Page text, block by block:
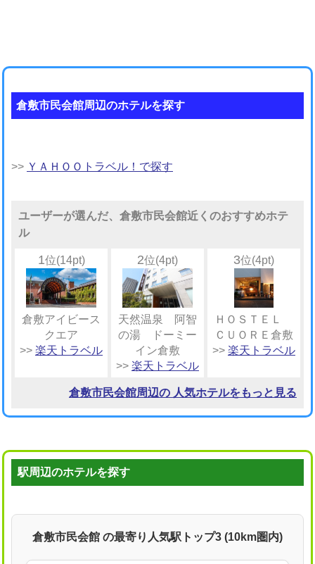
倉敷市民会館周辺のホテルを探す
>> ＹＡＨＯＯトラベル！で探す
ユーザーが選んだ、倉敷市民会館近くのおすすめホテ
ル
1位(14pt)
倉敷アイビース
クエア
>> 楽天トラベル
2位(4pt)
天然温泉 阿智
の湯 ドーミー
イン倉敷
>> 楽天トラベル
3位(4pt)
ＨＯＳＴＥＬ
ＣＵＯＲＥ倉敷
>> 楽天トラベル
倉敷市民会館周辺の 人気ホテルをもっと見る
駅周辺のホテルを探す
倉敷市民会館 の最寄り人気駅トップ3 (10km圏内)